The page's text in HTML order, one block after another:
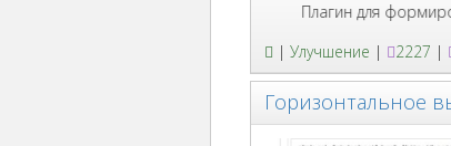
Плагин для формирования
| Улучшение | 2227 |
Горизонтальное